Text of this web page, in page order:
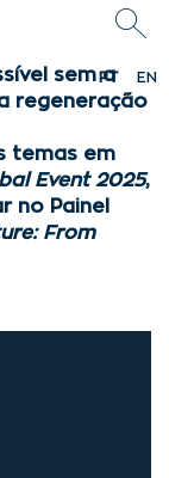
PT EN
sem a
regeneração
temas em
Event 2025,
no Painel
From